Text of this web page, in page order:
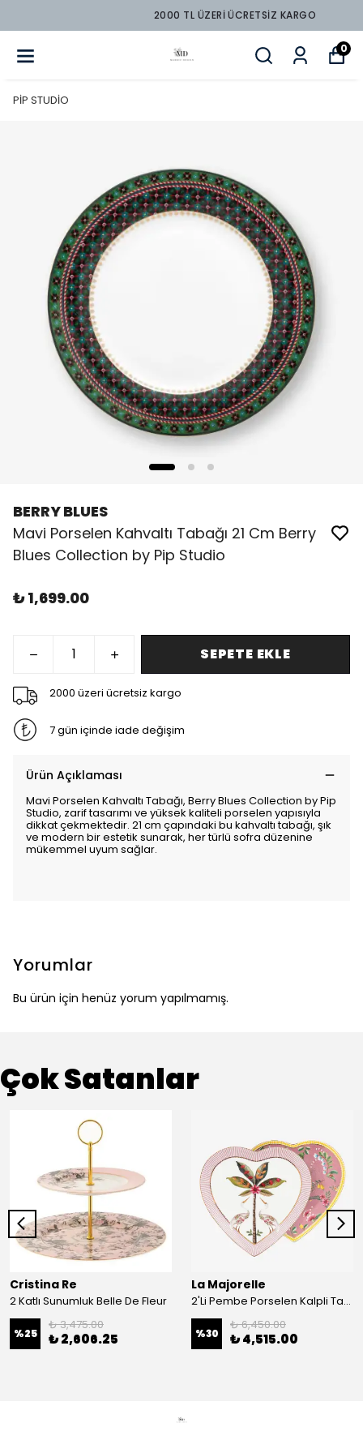
2000 TL ÜZERİ ÜCRETSİZ KARGO
0
PİP STUDİO
BERRY BLUES
Mavi Porselen Kahvaltı Tabağı 21 Cm Berry
Blues Collection by Pip Studio
₺ 1,699.00
SEPETE EKLE
2000 üzeri ücretsiz kargo
7 gün içinde iade değişim
Ürün Açıklaması
Mavi Porselen Kahvaltı Tabağı, Berry Blues Collection by Pip
Studio, zarif tasarımı ve yüksek kaliteli porselen yapısıyla
dikkat çekmektedir. 21 cm çapındaki bu kahvaltı tabağı, şık
ve modern bir estetik sunarak, her türlü sofra düzenine
mükemmel uyum sağlar.
Yorumlar
Bu ürün için henüz yorum yapılmamış.
Çok Satanlar
Cristina Re
2 Katlı Sunumluk Belle De Fleur
%25
₺ 3,475.00
₺ 2,606.25
La Majorelle
2'Li Pembe Porselen Kalpli Tabak 21,5 Cm La Majorelle
%30
₺ 6,450.00
₺ 4,515.00